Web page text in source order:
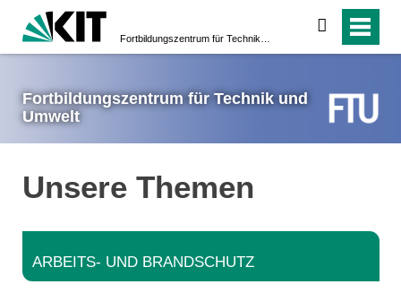
suchen
Fortbildungs­zentrum für Technik und
Umwelt
Unsere Themen
ARBEITS- UND BRANDSCHUTZ